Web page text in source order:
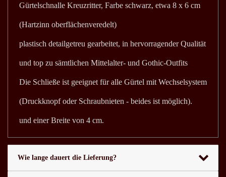
Gürtelschnalle Kreuzritter, Farbe schwarz, etwa 8 x 6 cm
(Hartzinn oberflächenveredelt)
plastisch detailgetreu gearbeitet, in hervorragender Qualität
und top zu sämtlichen Mittelalter- und Gothic-Outfits
Die Schließe ist geeignet für alle Gürtel mit Wechselsystem
(Druckknopf oder Schraubnieten - beides ist möglich).
und einer Breite von 4 cm.
Wie lange dauert die Lieferung?